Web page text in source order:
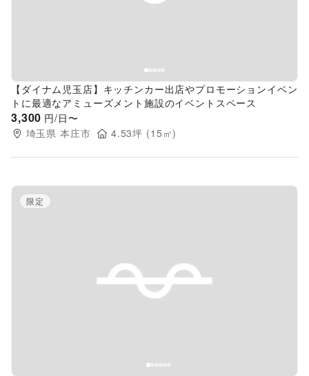
【ダイナム児玉店】キッチンカー出店やプロモーションイベン
トに最適なアミューズメント施設のイベントスペース
3,300 円/日〜
埼玉県 本庄市 4.53坪 (15 ㎡)
Previous slide
限定